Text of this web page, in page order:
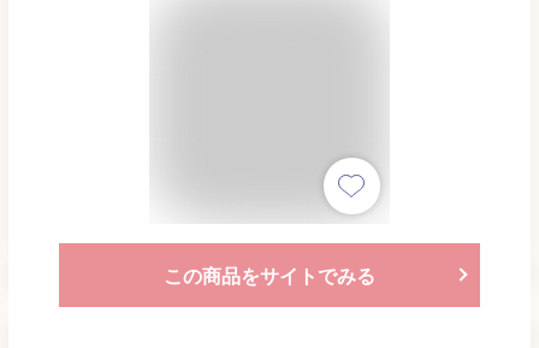
この商品をサイトでみる